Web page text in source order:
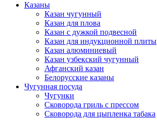
Казаны
Казан чугунный
Казан для плова
Казан с дужкой подвесной
Казан для индукционной плиты
Казан алюминиевый
Казан узбекский чугунный
Афганский казан
Белорусские казаны
Чугунная посуда
Чугунки
Сковорода гриль с прессом
Сковорода для цыпленка табака